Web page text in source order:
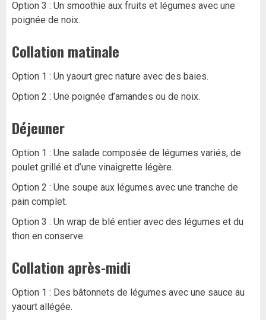
Option 3 : Un smoothie aux fruits et légumes avec une
poignée de noix.
Collation matinale
Option 1 : Un yaourt grec nature avec des baies.
Option 2 : Une poignée d’amandes ou de noix.
Déjeuner
Option 1 : Une salade composée de légumes variés, de
poulet grillé et d’une vinaigrette légère.
Option 2 : Une soupe aux légumes avec une tranche de
pain complet.
Option 3 : Un wrap de blé entier avec des légumes et du
thon en conserve.
Collation après-midi
Option 1 : Des bâtonnets de légumes avec une sauce au
yaourt allégée.